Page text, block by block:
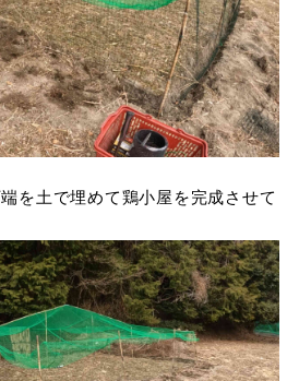
を土で埋めて鶏小屋を完成させて